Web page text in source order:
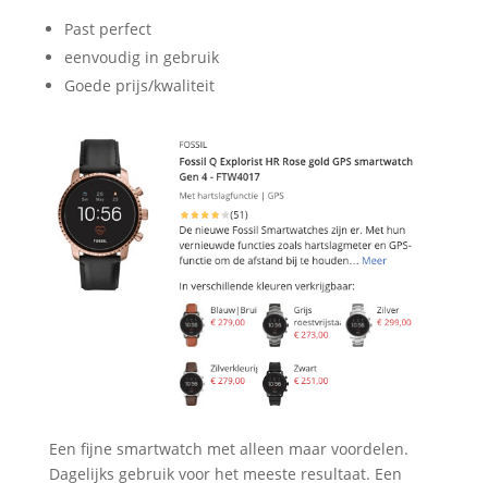
Past perfect
eenvoudig in gebruik
Goede prijs/kwaliteit
Een fijne smartwatch met alleen maar voordelen.
Dagelijks gebruik voor het meeste resultaat. Een